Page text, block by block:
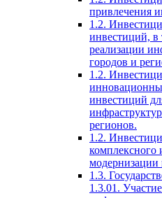
привлечения
1.2.
инвестиций, в
реализации
городов и
1.2.
инвестиций
регионов.
1.2.
комплексного
модернизации
1.3.
1.3.01.